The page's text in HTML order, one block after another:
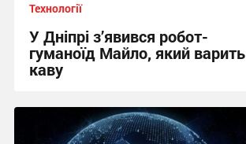
Технології
У Дніпрі з’явився робот-
гуманоїд Майло, який варить
каву
19:03, 31.07.2026